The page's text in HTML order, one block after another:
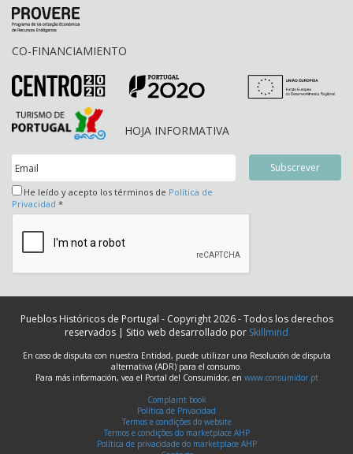
CO-FINANCIAMIENTO
HOJA INFORMATIVA
He leído y acepto los términos de Política de
Privacidad *
Pueblos Históricos de Portugal - Copyright 2026 - Todos los derechos
reservados | Sitio web desarrollado por Skillmind
En caso de disputa con nuestra Entidad, puede utilizar una Resolución de disputa
alternativa (ADR) para el consumo.
Para más información, vea el Portal del Consumidor, en www.consumidor.pt
Complaint book
Política de Privacidad
Termos e condições do website
Termos e condições do marketplace AHP
Política de privacidade do marketplace AHP